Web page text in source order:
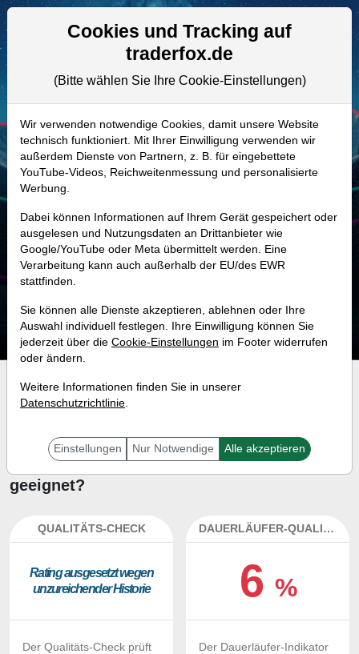
Aktien- und Artikelsuche
A41ZCU | ALNEV–Neovacs Aktie
Realtime-Aktienkurs:
-
-
Marktkapitalisierung -
Unternehmenswert -
Investment-Check:
Kaufempfehlung?
Ist die Aktie von Neovacs zum
Kaufen und Liegenlassen
geeignet?
QUALITÄTS-CHECK
Ra­ting aus­ge­setzt we­gen
un­zu­rei­chen­der His­to­rie
Der Qualitäts-Check prüft
DAUERLÄUFER-QUALITÄTEN
6 %
Der Dauerläufer-Indikator
Cookies und Tracking auf
traderfox.de
(Bitte wählen Sie Ihre Cookie-Einstellungen)
Wir verwenden notwendige Cookies, damit unsere Website
technisch funktioniert. Mit Ihrer Einwilligung verwenden wir
außerdem Dienste von Partnern, z. B. für eingebettete
YouTube-Videos, Reichweitenmessung und personalisierte
Werbung.
Dabei können Informationen auf Ihrem Gerät gespeichert oder
ausgelesen und Nutzungsdaten an Drittanbieter wie
Google/YouTube oder Meta übermittelt werden. Eine
Verarbeitung kann auch außerhalb der EU/des EWR
stattfinden.
Sie können alle Dienste akzeptieren, ablehnen oder Ihre
Auswahl individuell festlegen. Ihre Einwilligung können Sie
jederzeit über die Cookie-Einstellungen im Footer widerrufen
oder ändern.
Weitere Informationen finden Sie in unserer
Datenschutzrichtlinie.
Einstellungen Nur Notwendige Alle akzeptieren